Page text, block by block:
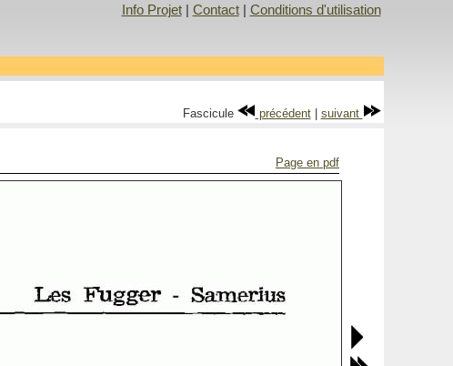
Info Projet| Contact| Conditions d'utilisation
Fascicule précédent| suivant
Page en pdf